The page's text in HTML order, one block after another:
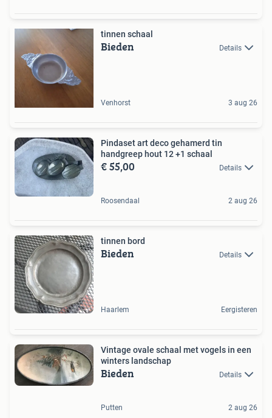
tinnen schaal
Bieden Details
Venhorst 3 aug 26
Pindaset art deco gehamerd tin
handgreep hout 12 +1 schaal
€ 55,00 Details
Roosendaal 2 aug 26
tinnen bord
Bieden Details
Haarlem Eergisteren
Vintage ovale schaal met vogels in een
winters landschap
Bieden Details
Putten 2 aug 26